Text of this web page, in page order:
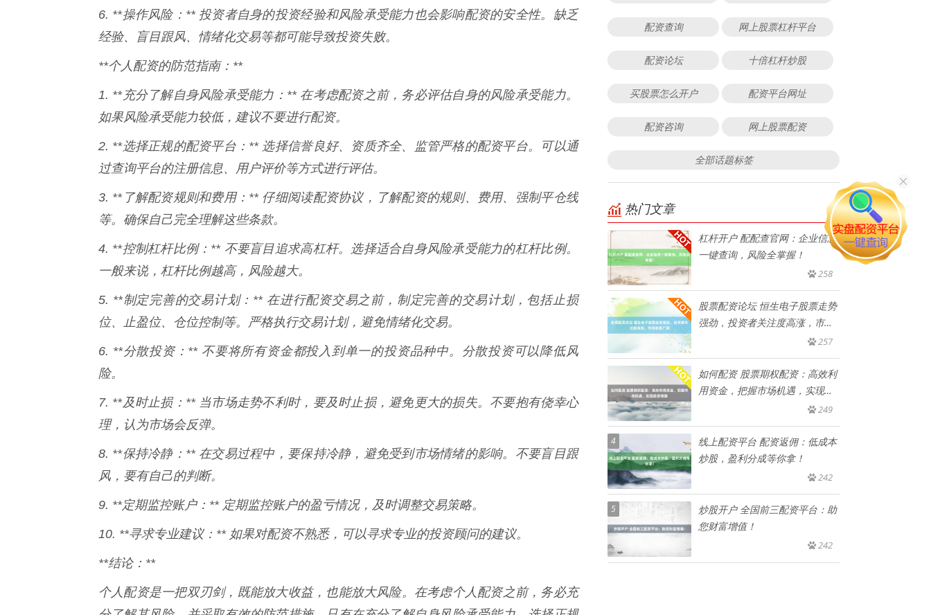
6. **操作风险：** 投资者自身的投资经验和风险承受能力也会影响配资的安全性。缺乏
经验、盲目跟风、情绪化交易等都可能导致投资失败。
**个人配资的防范指南：**
1. **充分了解自身风险承受能力：** 在考虑配资之前，务必评估自身的风险承受能力。
如果风险承受能力较低，建议不要进行配资。
2. **选择正规的配资平台：** 选择信誉良好、资质齐全、监管严格的配资平台。可以通
过查询平台的注册信息、用户评价等方式进行评估。
3. **了解配资规则和费用：** 仔细阅读配资协议，了解配资的规则、费用、强制平仓线
等。确保自己完全理解这些条款。
4. **控制杠杆比例：** 不要盲目追求高杠杆。选择适合自身风险承受能力的杠杆比例。
一般来说，杠杆比例越高，风险越大。
5. **制定完善的交易计划：** 在进行配资交易之前，制定完善的交易计划，包括止损
位、止盈位、仓位控制等。严格执行交易计划，避免情绪化交易。
6. **分散投资：** 不要将所有资金都投入到单一的投资品种中。分散投资可以降低风
险。
7. **及时止损：** 当市场走势不利时，要及时止损，避免更大的损失。不要抱有侥幸心
理，认为市场会反弹。
8. **保持冷静：** 在交易过程中，要保持冷静，避免受到市场情绪的影响。不要盲目跟
风，要有自己的判断。
9. **定期监控账户：** 定期监控账户的盈亏情况，及时调整交易策略。
10. **寻求专业建议：** 如果对配资不熟悉，可以寻求专业的投资顾问的建议。
**结论：**
个人配资是一把双刃剑，既能放大收益，也能放大风险。在考虑个人配资之前，务必充
配资查询 网上股票杠杆平台
配资论坛 十倍杠杆炒股
买股票怎么开户 配资平台网址
配资咨询 网上股票配资
全部话题标签
热门文章
杠杆开户 配配查官网：企业信息
一键查询，风险全掌握！
258
股票配资论坛 恒生电子股票走势
强劲，投资者关注度高涨，市场
257
如何配资 股票期权配资：高效利
用资金，把握市场机遇，实现投
249
4
线上配资平台 配资返佣：低成本
炒股，盈利分成等你拿！
242
5
炒股开户 全国前三配资平台：助
您财富增值！
242